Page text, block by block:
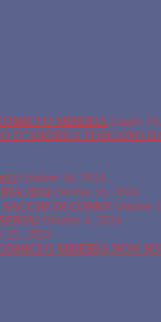
O MISERIA Luglio
D’ANDREA TOSCANO
Ottobre 16, 2024
2024 Ottobre 16, 2024
DI COMO! Ottobre
Ottobre 4, 2024
25, 2024
O MISERIA NON